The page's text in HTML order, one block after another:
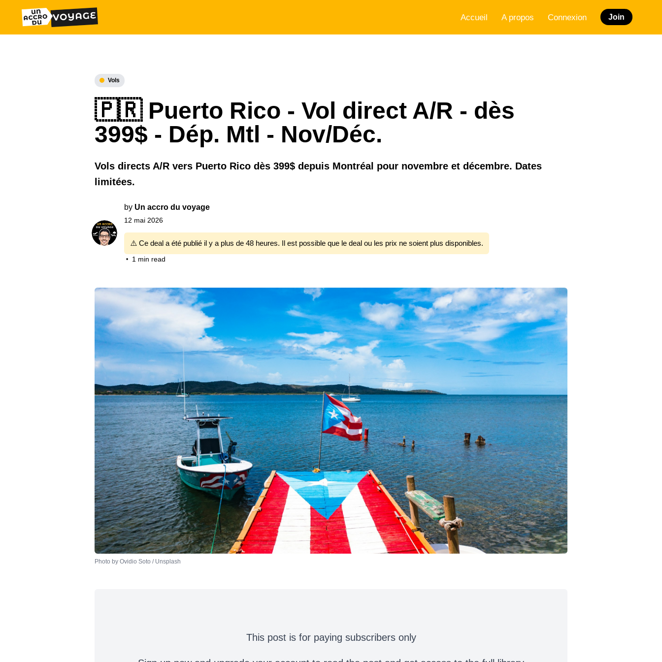
Accueil A propos Connexion Join
Vols
🇵🇷 Puerto Rico - Vol direct A/R - dès
399$ - Dép. Mtl - Nov/Déc.
Vols directs A/R vers Puerto Rico dès 399$ depuis Montréal pour novembre et décembre. Dates
limitées.
by Un accro du voyage
12 mai 2026
⚠️ Ce deal a été publié il y a plus de 48 heures. Il est possible que le deal ou les prix ne soient plus disponibles.
• 1 min read
Photo by Ovidio Soto / Unsplash
This post is for paying subscribers only